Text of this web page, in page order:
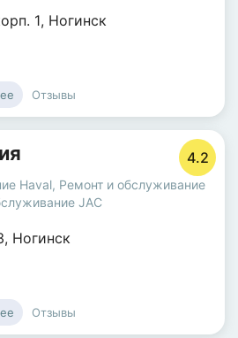
1, Ногинск
Отзывы
4.2
Haval, Ремонт и обслуживание
JAC
, Ногинск
Отзывы